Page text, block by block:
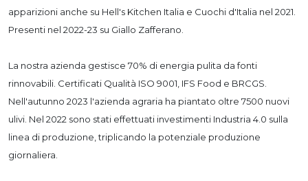
apparizioni anche su Hell's Kitchen Italia e Cuochi d'Italia nel 2021.
Presenti nel 2022-23 su Giallo Zafferano.
La nostra azienda gestisce 70% di energia pulita da fonti
rinnovabili. Certificati Qualità ISO 9001, IFS Food e BRCGS.
Nell'autunno 2023 l'azienda agraria ha piantato oltre 7500 nuovi
ulivi. Nel 2022 sono stati effettuati investimenti Industria 4.0 sulla
linea di produzione, triplicando la potenziale produzione
giornaliera.